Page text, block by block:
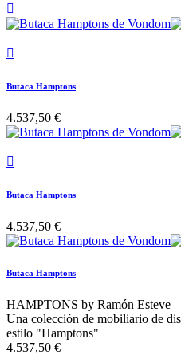


Butaca Hamptons
4.537,50 €

Butaca Hamptons
4.537,50 €
Butaca Hamptons
HAMPTONS by Ramón Esteve
Una colección de mobiliario de
estilo "Hamptons"
4.537,50 €